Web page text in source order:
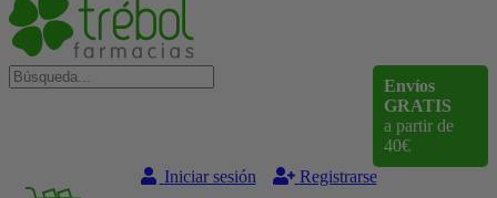
Envíos
GRATIS
a partir de
40€
Iniciar sesión
Registrarse